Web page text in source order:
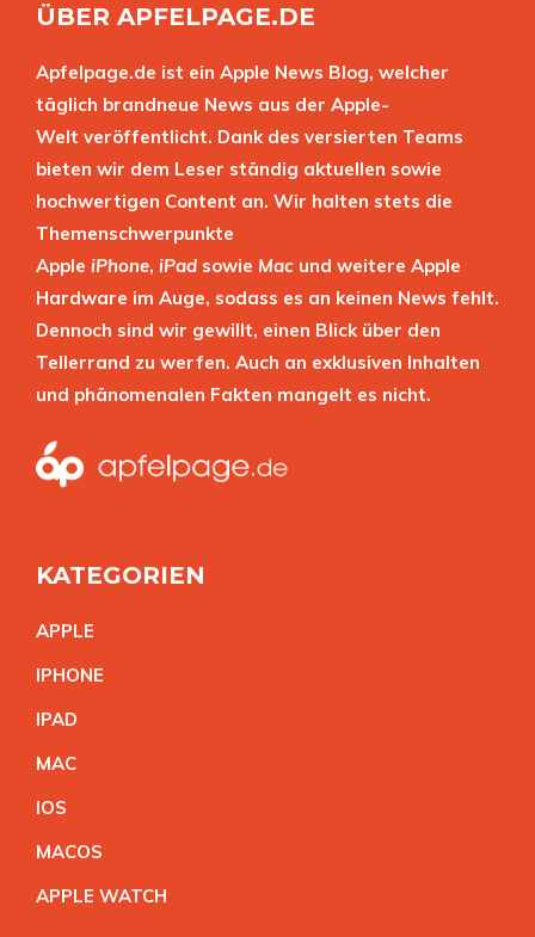
ÜBER APFELPAGE.DE
Apfelpage.de ist ein Apple News Blog, welcher
täglich brandneue News aus der Apple-
Welt veröffentlicht. Dank des versierten Teams
bieten wir dem Leser ständig aktuellen sowie
hochwertigen Content an. Wir halten stets die
Themenschwerpunkte
Apple iPhone, iPad sowie Mac und weitere Apple
Hardware im Auge, sodass es an keinen News fehlt.
Dennoch sind wir gewillt, einen Blick über den
Tellerrand zu werfen. Auch an exklusiven Inhalten
und phänomenalen Fakten mangelt es nicht.
KATEGORIEN
APPLE
IPHONE
IPAD
MAC
IOS
MACOS
APPLE WATCH